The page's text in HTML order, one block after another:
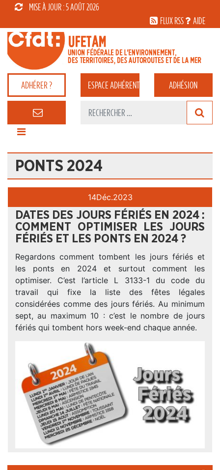
MISE À JOUR : 5 AOÛT 2026
FLUX RSS
AIDE
ADHÉRER ? ESPACEADHÉRENT ADHÉSION
PONTS 2024
14Déc.2023
DATES DES JOURS FÉRIÉS EN 2024 :
COMMENT OPTIMISER LES JOURS
FÉRIÉS ET LES PONTS EN 2024 ?
Regardons comment tombent les jours fériés et
les ponts en 2024 et surtout comment les
optimiser. C’est l’article L 3133-1 du code du
travail qui fixe la liste des fêtes légales
considérées comme des jours fériés. Au minimum
sept, au maximum 10 : c’est le nombre de jours
fériés qui tombent hors week-end chaque année.